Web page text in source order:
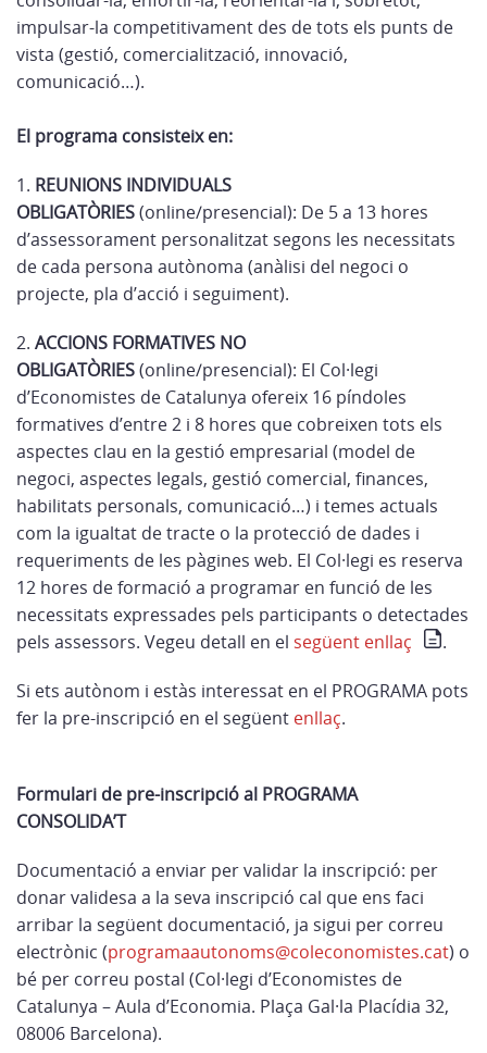
impulsar-la competitivament des de tots els punts de
vista (gestió, comercialització, innovació,
comunicació…).
El programa consisteix en:
1. REUNIONS INDIVIDUALS
OBLIGATÒRIES(online/presencial): De 5 a 13 hores
d’assessorament personalitzat segons les necessitats
de cada persona autònoma (anàlisi del negoci o
projecte, pla d’acció i seguiment).
2. ACCIONS FORMATIVES NO
OBLIGATÒRIES(online/presencial): El Col·legi
d’Economistes de Catalunya ofereix 16 píndoles
formatives d’entre 2 i 8 hores que cobreixen tots els
aspectes clau en la gestió empresarial (model de
negoci, aspectes legals, gestió comercial, finances,
habilitats personals, comunicació…) i temes actuals
com la igualtat de tracte o la protecció de dades i
requeriments de les pàgines web. El Col·legi es reserva
12 hores de formació a programar en funció de les
necessitats expressades pels participants o detectades
pels assessors. Vegeu detall en el següent enllaç .
Si ets autònom i estàs interessat en el PROGRAMA pots
fer la pre-inscripció en el següent enllaç.
Formulari de pre-inscripció al PROGRAMA
CONSOLIDA’T
Documentació a enviar per validar la inscripció: per
donar validesa a la seva inscripció cal que ens faci
arribar la següent documentació, ja sigui per correu
electrònic (programaautonoms@coleconomistes.cat) o
bé per correu postal (Col·legi d’Economistes de
Catalunya – Aula d’Economia. Plaça Gal·la Placídia 32,
08006 Barcelona).